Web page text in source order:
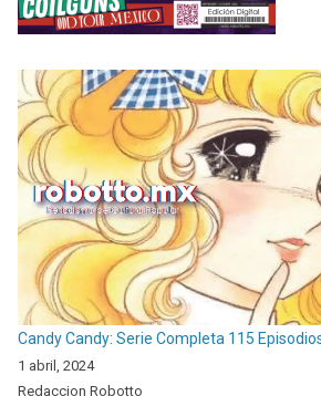
Candy Candy: Serie Completa 115
1 abril, 2024
Redaccion Robotto